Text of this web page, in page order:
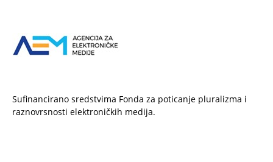
Sufinancirano sredstvima Fonda za poticanje pluralizma i
raznovrsnosti elektroničkih medija.